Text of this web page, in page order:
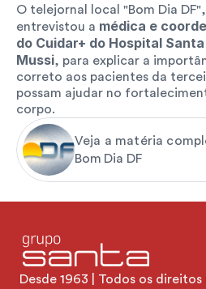
O telejornal local "Bom Dia
entrevistou a médica e
do Cuidar+ do Hospital
Mussi, para explicar a
correto aos pacientes da
possam ajudar no
corpo.
Veja a matéria
Bom Dia DF
Desde 1963 | Todos os direitos